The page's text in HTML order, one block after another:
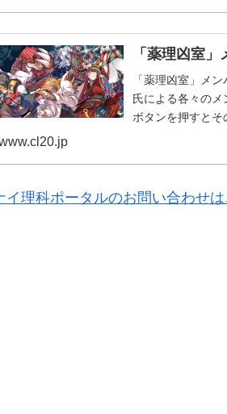
「薬理凶室
「薬理凶室」メ
氏による各々の
ボタンを押すとそ
イ理科ポータルのお問い合わせは